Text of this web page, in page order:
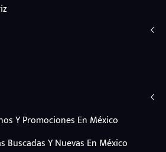
Y Promociones En México
Buscadas Y Nuevas En México